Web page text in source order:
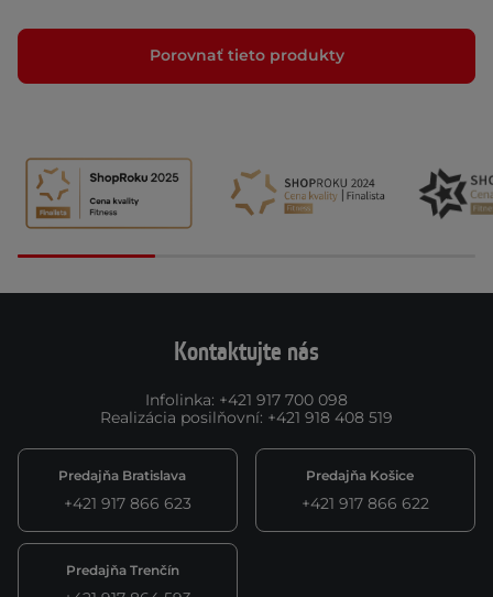
Porovnať tieto produkty
Kontaktujte nás
Infolinka: +421 917 700 098
Realizácia posilňovní: +421 918 408 519
Predajňa Bratislava
+421 917 866 623
Predajňa Košice
+421 917 866 622
Predajňa Trenčín